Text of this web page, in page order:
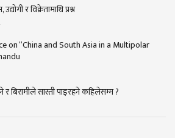
र विक्रेतामाथि प्रश्न
on “China and South Asia in a Multipolar
बिरामीले सास्ती पाइरहने कहिलेसम्म ?